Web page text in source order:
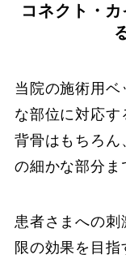
コネクト・
当院の施術用ベ
な部位に対応す
背骨はもちろん
の細かな部分ま
患者さまへの刺
限の効果を目指